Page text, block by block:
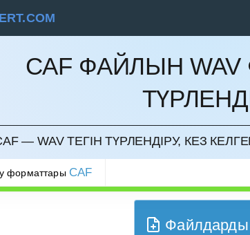
CAF ФАЙЛЫН
— WAV ТЕГІН ТҮРЛЕНДІРУ, КЕЗ
форматтары CAF
БОЛДЫРМАУ